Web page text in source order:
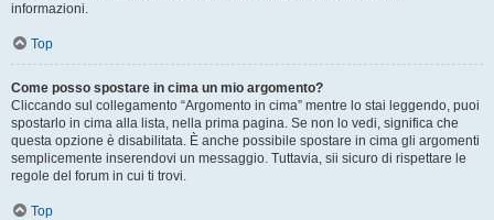
informazioni.
Top
Come posso spostare in cima un mio argomento?
Cliccando sul collegamento “Argomento in cima” mentre lo stai leggendo, puoi
spostarlo in cima alla lista, nella prima pagina. Se non lo vedi, significa che
questa opzione è disabilitata. È anche possibile spostare in cima gli argomenti
semplicemente inserendovi un messaggio. Tuttavia, sii sicuro di rispettare le
regole del forum in cui ti trovi.
Top